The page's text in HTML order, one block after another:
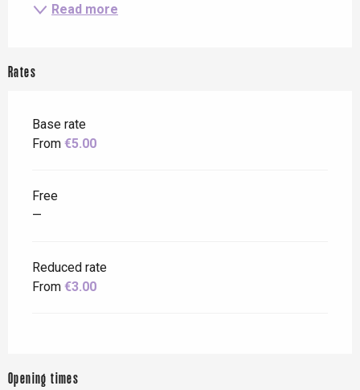
Read more
Rates
Base rate
From €5.00
Free
—
Reduced rate
From €3.00
Opening times